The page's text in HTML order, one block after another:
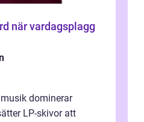
dominerar
LP-skivor att